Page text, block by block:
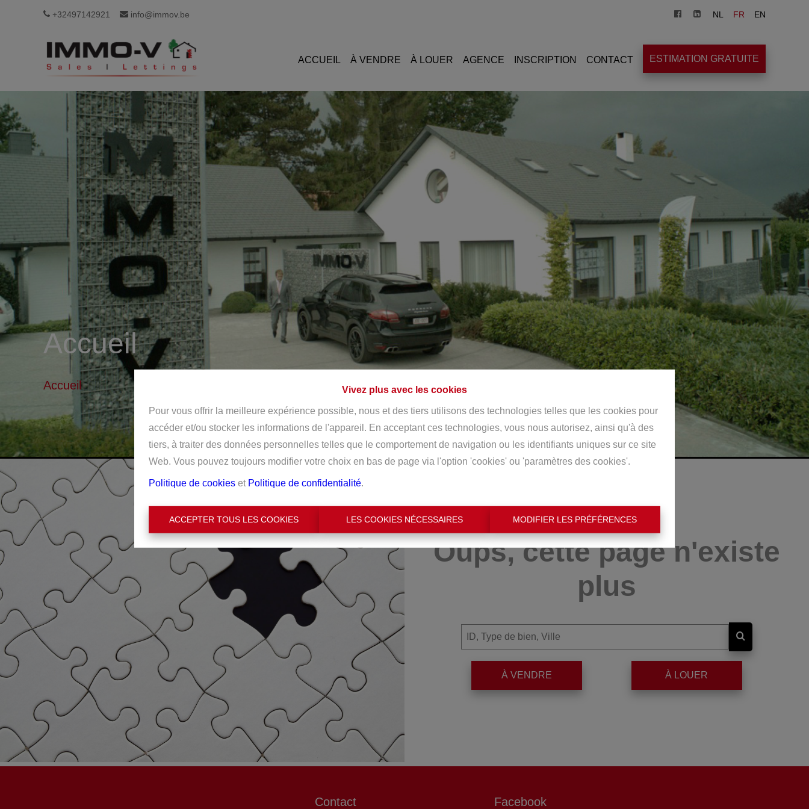
Vivez plus avec les cookies
Pour vous offrir la meilleure expérience possible, nous et des tiers utilisons des technologies telles que les cookies pour
accéder et/ou stocker les informations de l'appareil. En acceptant ces technologies, vous nous autorisez, ainsi qu'à des
tiers, à traiter des données personnelles telles que le comportement de navigation ou les identifiants uniques sur ce site
Web. Vous pouvez toujours modifier votre choix en bas de page via l'option 'cookies' ou 'paramètres des cookies'.
Politique de cookies et Politique de confidentialité
ACCEPTER TOUS LES COOKIES LES COOKIES NÉCESSAIRES MODIFIER LES PRÉFÉRENCES
+32497142921 info@immov.be NL FR EN
ACCUEIL À VENDRE À LOUER AGENCE INSCRIPTION CONTACT ESTIMATION GRATUITE
Accueil
Accueil
Oups, cette page n'existe
plus
À VENDRE À LOUER
Contact Facebook